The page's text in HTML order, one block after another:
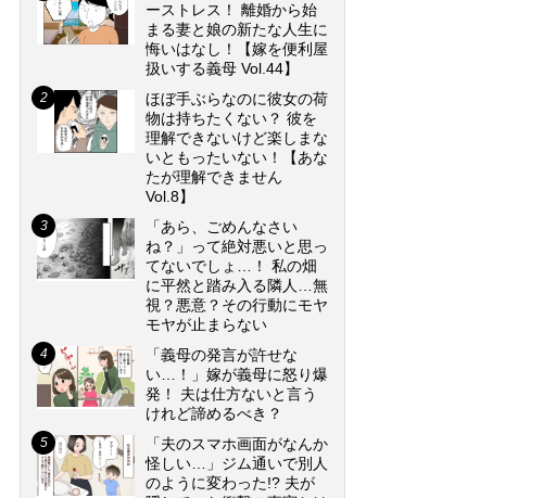
ーストレス！ 離婚から始
まる妻と娘の新たな人生に
悔いはなし！【嫁を便利屋
扱いする義母 Vol.44】
ほぼ手ぶらなのに彼女の荷
物は持ちたくない？ 彼を
理解できないけど楽しまな
いともったいない！【あな
たが理解できません
Vol.8】
「あら、ごめんなさい
ね？」って絶対悪いと思っ
てないでしょ…！ 私の畑
に平然と踏み入る隣人…無
視？悪意？その行動にモヤ
モヤが止まらない
「義母の発言が許せな
い…！」嫁が義母に怒り爆
発！ 夫は仕方ないと言う
けれど諦めるべき？
「夫のスマホ画面がなんか
怪しい…」ジム通いで別人
のように変わった!? 夫が